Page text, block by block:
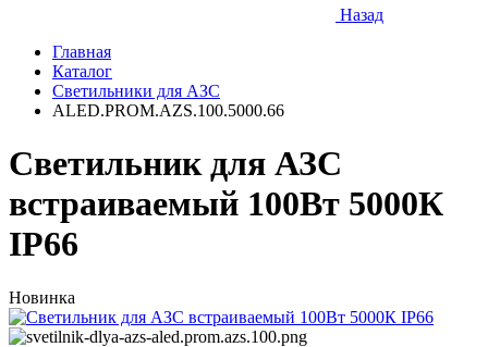
Назад
Главная
Каталог
Светильники для АЗС
ALED.PROM.AZS.100.5000.66
Светильник для АЗС
встраиваемый 100Вт 5000К
IP66
Новинка